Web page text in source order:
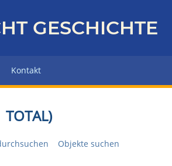
GESCHICHTE
Kontakt
TOTAL)
Objekte suchen